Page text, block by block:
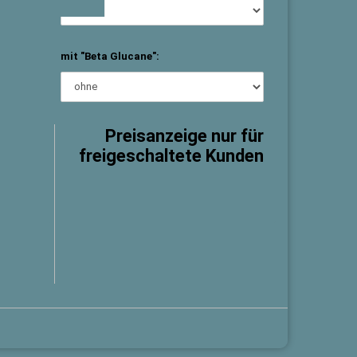
mit "Beta Glucane":
Preisanzeige nur für
freigeschaltete Kunden